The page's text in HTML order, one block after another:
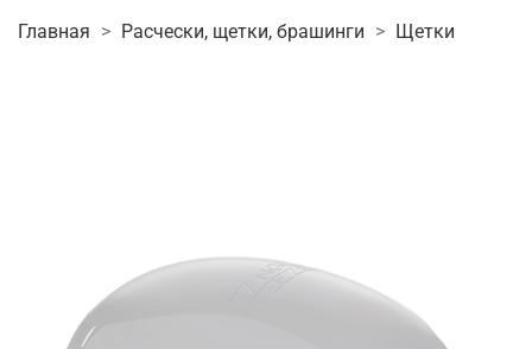
Главная Расчески, щетки, брашинги Щетки